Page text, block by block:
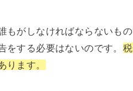
もがしなければならないも
をする必要はないのです。
ります。